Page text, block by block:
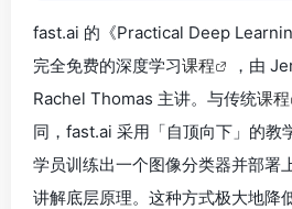
fast.ai 的《Practical Deep
完全免费的深度学习课程
，由
Rachel Thomas 主讲。与传统课程
同，fast.ai 采用「自顶向下」的教
学员训练出一个图像分类器并部署
讲解底层原理。这种方式极大地降